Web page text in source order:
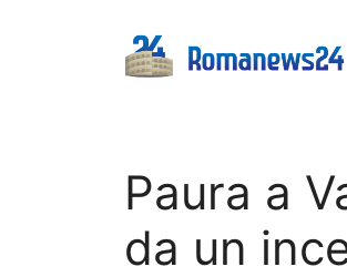
Paura a
da un